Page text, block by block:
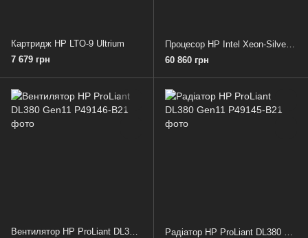
Картридж HP LTO-9 Ultrium
7 679 грн
Процесор HP Intel Xeon-Silver 4510
60 860 грн